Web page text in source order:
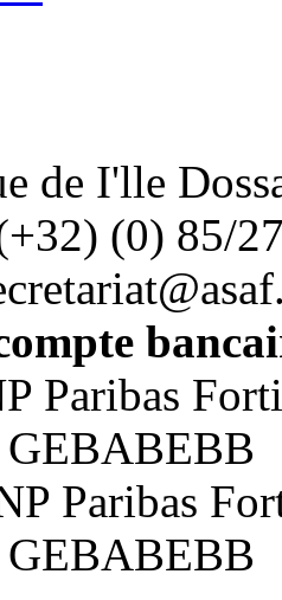
de I'lle
(0) 85/
Paribas
Paribas